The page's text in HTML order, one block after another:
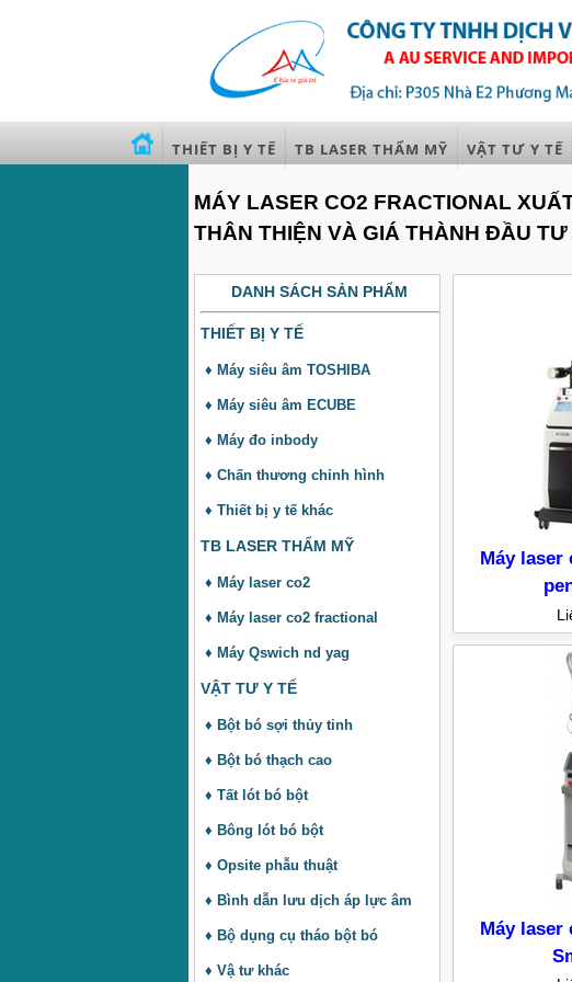
THIẾT BỊ Y TẾ TB LASER THẨM MỸ VẬT TƯ Y TẾ
MÁY LASER CO2 FRACTIONAL
THÂN THIỆN VÀ GIÁ THÀNH ĐẦU
DANH SÁCH SẢN PHẨM
THIẾT BỊ Y TẾ
♦ Máy siêu âm TOSHIBA
♦ Máy siêu âm ECUBE
♦ Máy đo inbody
♦ Chấn thương chỉnh hình
♦ Thiết bị y tế khác
TB LASER THẨM MỸ
♦ Máy laser co2
♦ Máy laser co2 fractional
♦ Máy Qswich nd yag
VẬT TƯ Y TẾ
♦ Bột bó sợi thủy tinh
♦ Bột bó thạch cao
♦ Tất lót bó bột
♦ Bông lót bó bột
♦ Opsite phẫu thuật
♦ Bình dẫn lưu dịch áp lực âm
♦ Bộ dụng cụ tháo bột bó
♦ Vậ tư khác
Máy laser
Máy laser